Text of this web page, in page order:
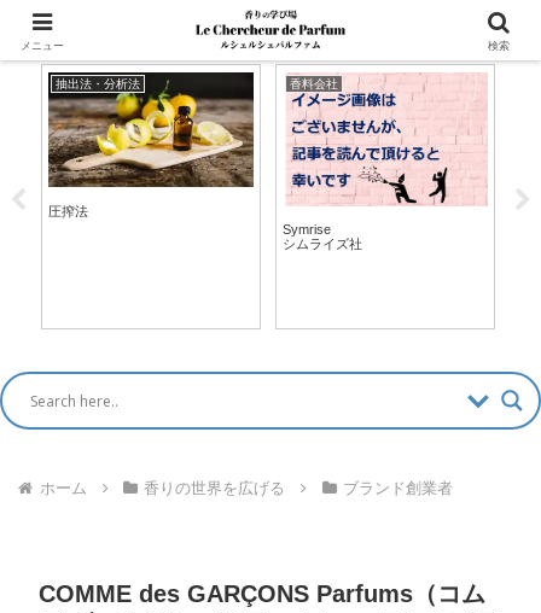
マッチングアプリ風「香水診断」新登場！ >>
抽出法・分析法
圧搾法
香料会社
Symrise
シムライズ社
Q.
ホーム 香りの世界を広げる ブランド創業者
COMME des GARÇONS Parfums（コム
メニュー 検索